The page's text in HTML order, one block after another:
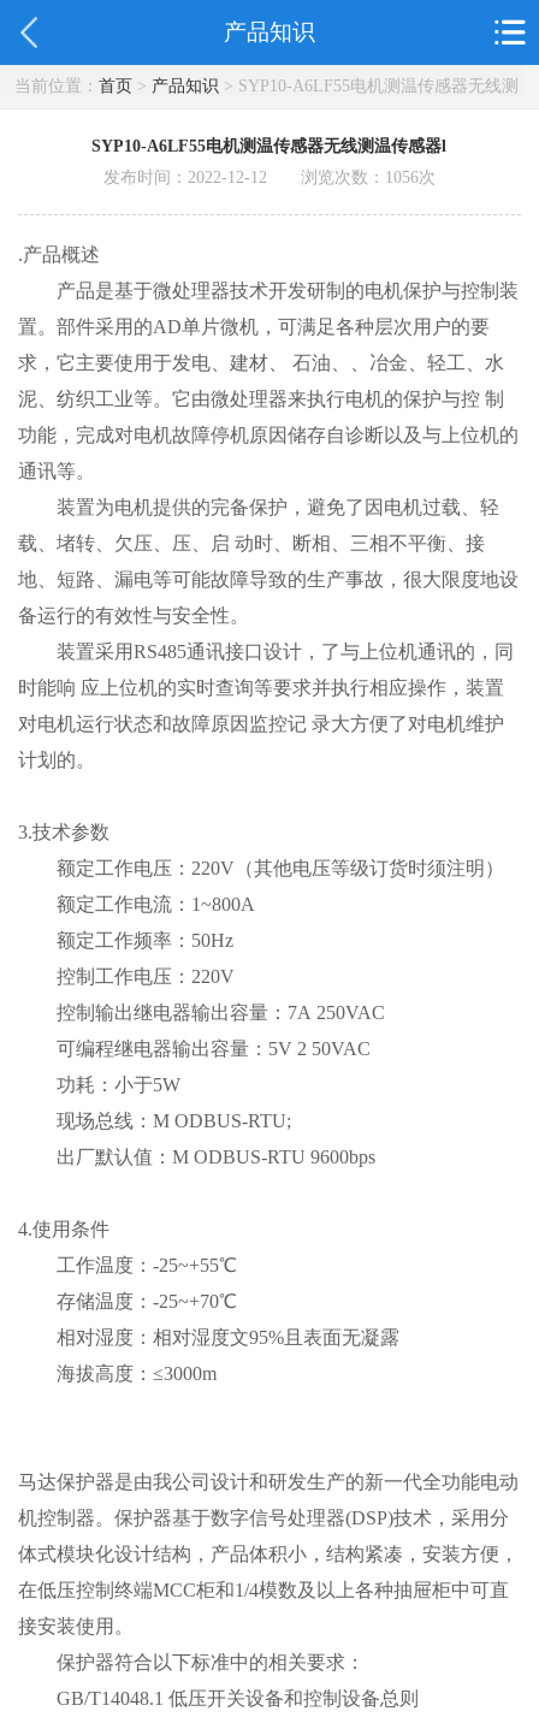
产品知识
当前位置： 首页> 产品知识 > SYP10-A6LF55电机测温传感器无线测
SYP10-A6LF55电机测温传感器无线测温传感器l
发布时间：2022-12-12 浏览次数： 1056次
.产品概述
产品是基于微处理器技术开发研制的电机保护与控制装
置。部件采用的AD单片微机，可满足各种层次用户的要
求，它主要使用于发电、建材、 石油、、冶金、轻工、水
泥、纺织工业等。它由微处理器来执行电机的保护与控 制
功能，完成对电机故障停机原因储存自诊断以及与上位机的
通讯等。
装置为电机提供的完备保护，避免了因电机过载、轻
载、堵转、欠压、压、启 动时、断相、三相不平衡、接
地、短路、漏电等可能故障导致的生产事故，很大限度地设
备运行的有效性与安全性。
装置采用RS485通讯接口设计，了与上位机通讯的，同
时能响 应上位机的实时查询等要求并执行相应操作，装置
对电机运行状态和故障原因监控记 录大方便了对电机维护
计划的。
3.技术参数
额定工作电压：220V（其他电压等级订货时须注明）
额定工作电流：1~800A
额定工作频率：50Hz
控制工作电压：220V
控制输出继电器输出容量：7A 250VAC
可编程继电器输出容量：5V 2 50VAC
功耗：小于5W
现场总线：M ODBUS-RTU;
出厂默认值：M ODBUS-RTU 9600bps
4.使用条件
工作温度：-25~+55℃
存储温度：-25~+70℃
相对湿度：相对湿度文95%且表面无凝露
海拔高度：≤3000m
马达保护器是由我公司设计和研发生产的新一代全功能电动
机控制器。保护器基于数字信号处理器(DSP)技术，采用分
体式模块化设计结构，产品体积小，结构紧凑，安装方便，
在低压控制终端MCC柜和1/4模数及以上各种抽屉柜中可直
接安装使用。
保护器符合以下标准中的相关要求：
GB/T14048.1 低压开关设备和控制设备总则